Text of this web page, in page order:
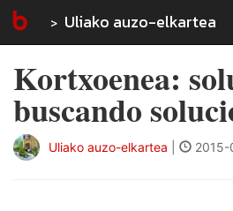
Uliako auzo-elkartea
Kortxoenea:
buscando
Uliako auzo-elkartea 2015-